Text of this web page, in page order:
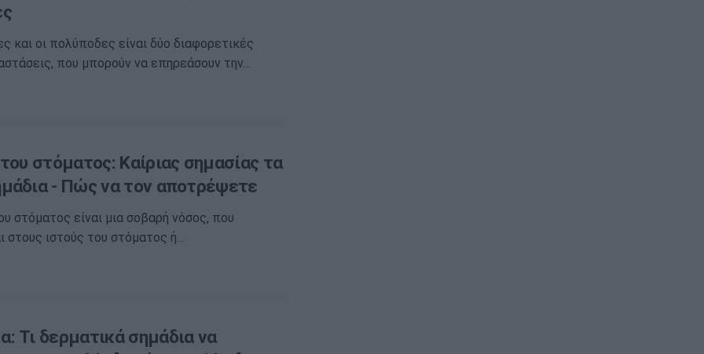
και οι πολύποδες είναι δύο διαφορετικές
που μπορούν να επηρεάσουν την…
στόματος: Καίριας σημασίας τα
- Πώς να τον αποτρέψετε
στόματος είναι μια σοβαρή νόσος, που
στους ιστούς του στόματος ή…
Τι δερματικά σημάδια να